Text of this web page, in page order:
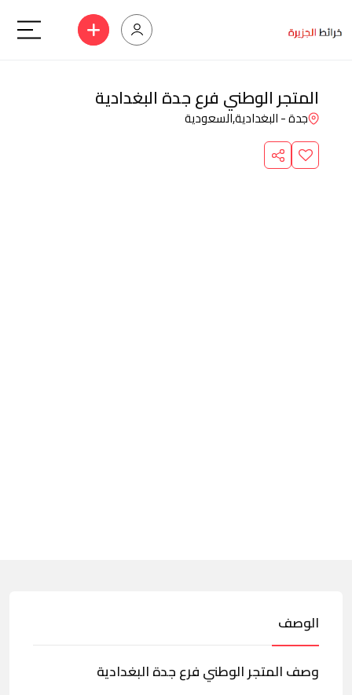
المتجر الوطني فرع جدة البغدادية
جدة - البغدادية,السعودية
الوصف
وصف المتجر الوطني فرع جدة البغدادية